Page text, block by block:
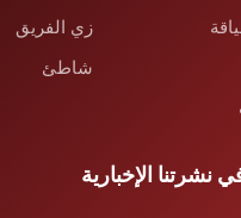
زي الفريق
شاطئ
نشرتنا الإخبارية